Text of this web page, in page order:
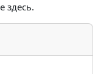
здесь.